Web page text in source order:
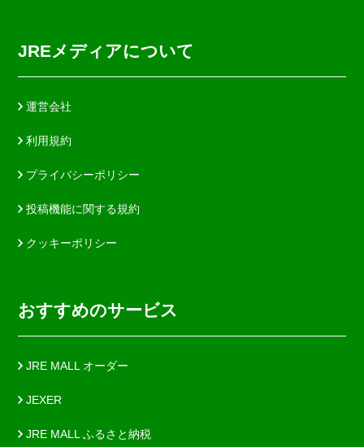
JREメディアについて
運営会社
利用規約
プライバシーポリシー
投稿機能に関する規約
クッキーポリシー
おすすめのサービス
JRE MALL オーダー
JEXER
JRE MALL ふるさと納税